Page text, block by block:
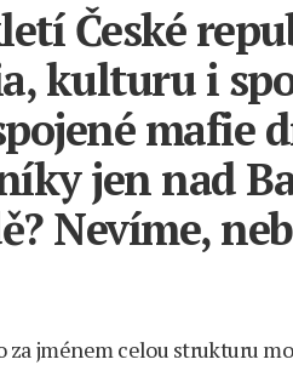
České
kulturu i
mafie
jen nad
Nevíme,
jménem celou strukturu